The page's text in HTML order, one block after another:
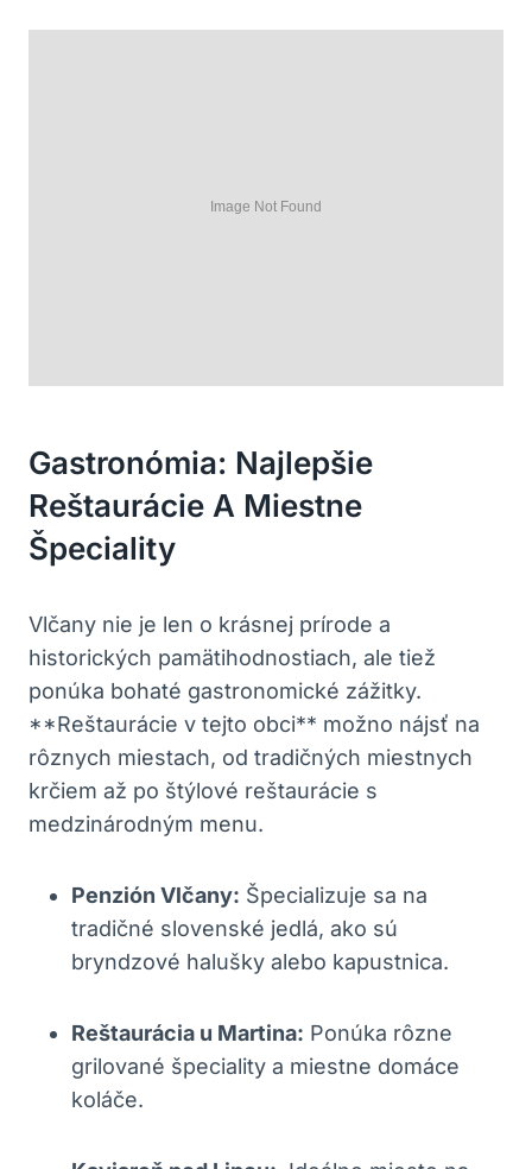
Gastronómia: Najlepšie
Reštaurácie A Miestne
Špeciality
Vlčany nie je len ⁢o krásnej ​prírode a
historických pamätihodnostiach, ale tiež
‍ponúka⁤ bohaté gastronomické zážitky.⁤
**Reštaurácie v ⁢tejto obci** možno nájsť ‍na
rôznych ⁤miestach,⁢ od tradičných miestnych
⁤krčiem až po štýlové reštaurácie s
medzinárodným menu.
Penzión Vlčany: Špecializuje sa na
tradičné slovenské jedlá, ⁤ako sú
bryndzové halušky‌ alebo kapustnica.
Reštaurácia u ⁤Martina: ⁤Ponúka rôzne
grilované špeciality a ⁤miestne domáce
koláče.